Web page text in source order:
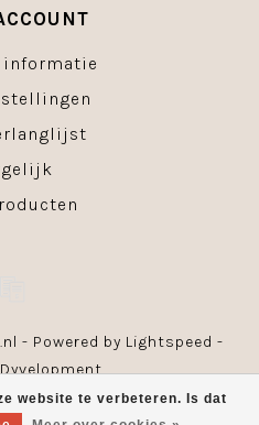
website te verbeteren. Is dat
informatie
- Powered by Lightspeed -
Dyvelopment